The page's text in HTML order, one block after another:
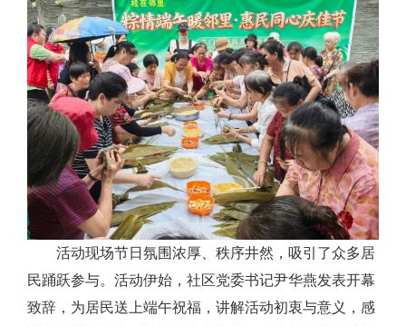
活动现场节日氛围浓厚、秩序井然，吸引了众多居
民踊跃参与。活动伊始，社区党委书记尹华燕发表开幕
致辞，为居民送上端午祝福，讲解活动初衷与意义，感